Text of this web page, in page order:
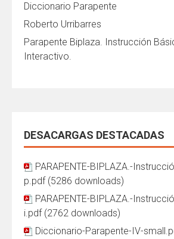
Diccionario Parapente
Roberto Urribarres
Parapente Biplaza. Instrucción
Interactivo.
DESACARGAS DESTACADAS
PARAPENTE-BIPLAZA.-
p.pdf (5286 downloads)
PARAPENTE-BIPLAZA.-
i.pdf (2762 downloads)
Diccionario-Parapente-IV-